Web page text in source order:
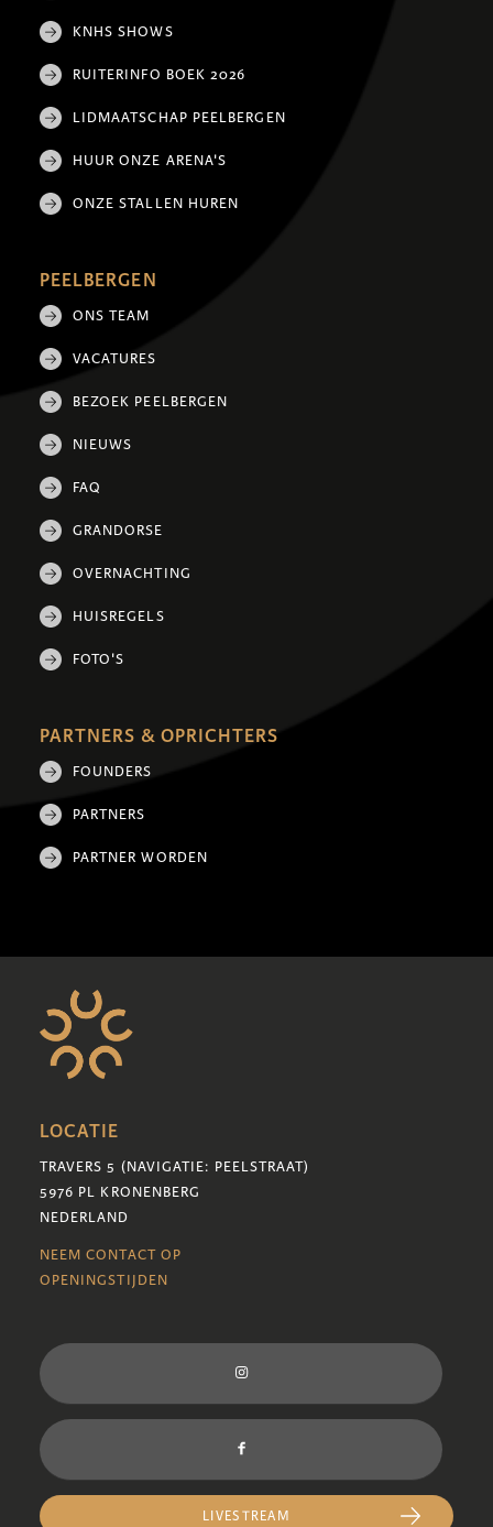
KNHS SHOWS
RUITERINFO BOEK 2026
LIDMAATSCHAP PEELBERGEN
HUUR ONZE ARENA'S
ONZE STALLEN HUREN
PEELBERGEN
ONS TEAM
VACATURES
BEZOEK PEELBERGEN
NIEUWS
FAQ
GRANDORSE
OVERNACHTING
HUISREGELS
FOTO'S
PARTNERS & OPRICHTERS
FOUNDERS
PARTNERS
PARTNER WORDEN
LOCATIE
TRAVERS 5 (NAVIGATIE: PEELSTRAAT)
5976 PL KRONENBERG
NEDERLAND
NEEM CONTACT OP
OPENINGSTIJDEN
LIVESTREAM